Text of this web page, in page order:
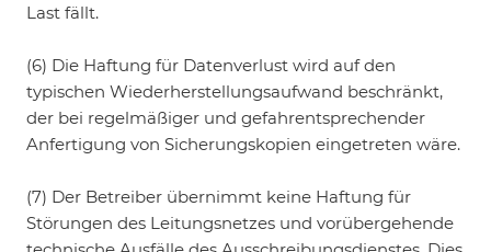
Last fällt.
(6) Die Haftung für Datenverlust wird auf den
typischen Wiederherstellungsaufwand beschränkt,
der bei regelmäßiger und gefahrentsprechender
Anfertigung von Sicherungskopien eingetreten wäre.
(7) Der Betreiber übernimmt keine Haftung für
Störungen des Leitungsnetzes und vorübergehende